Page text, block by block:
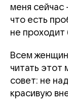
меня сейчас
что есть
не проходит
Всем
читать этот
совет: не
красивую